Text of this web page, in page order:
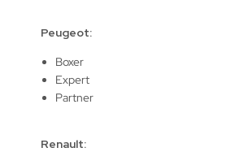
Peugeot:
Boxer
Expert
Partner
Renault: